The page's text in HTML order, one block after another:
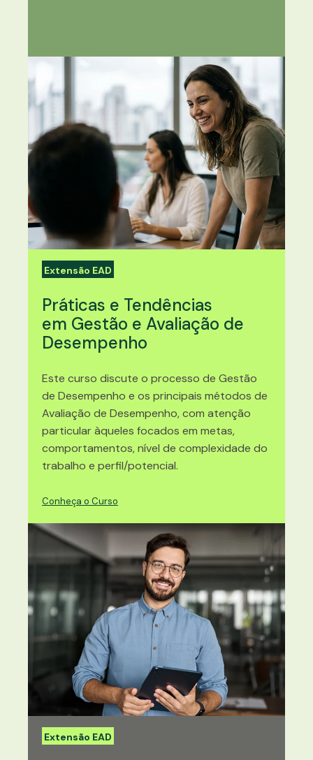
Extensão EAD
Práticas e Tendências
em Gestão e Avaliação de
Desempenho
Este curso discute o processo de Gestão
de Desempenho e os principais métodos de
Avaliação de Desempenho, com atenção
particular àqueles focados em metas,
comportamentos, nível de complexidade do
trabalho e perfil/potencial.
Conheça o Curso
Extensão EAD